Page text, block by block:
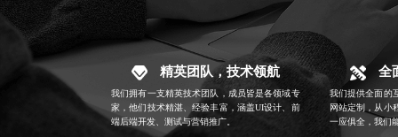
精英团队，技术领航
我们拥有一支精英技术团队，成员皆是各领域专
家，他们技术精湛、经验丰富，涵盖UI设计 、前
端后端开发、测试与营销推广。
全
我们提供全面的
网站定制，从小
一应俱全，我们